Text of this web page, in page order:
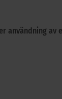
användning av